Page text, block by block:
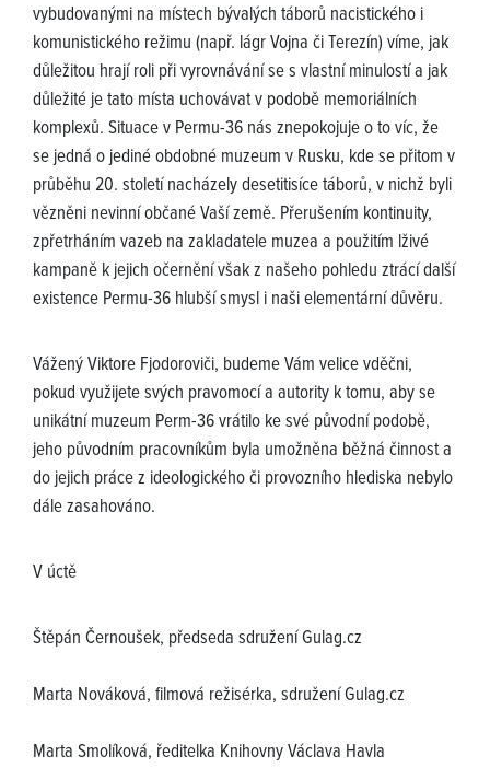
vybudovanými na místech bývalých táborů nacistického i
komunistického režimu (např. lágr Vojna či Terezín) víme, jak
důležitou hrají roli při vyrovnávání se s vlastní minulostí a jak
důležité je tato místa uchovávat v podobě memoriálních
komplexů. Situace v Permu-36 nás znepokojuje o to víc, že
se jedná o jediné obdobné muzeum v Rusku, kde se přitom v
průběhu 20. století nacházely desetitisíce táborů, v nichž byli
vězněni nevinní občané Vaší země. Přerušením kontinuity,
zpřetrháním vazeb na zakladatele muzea a použitím lživé
kampaně k jejich očernění však z našeho pohledu ztrácí další
existence Permu-36 hlubší smysl i naši elementární důvěru.
Vážený Viktore Fjodoroviči, budeme Vám velice vděčni,
pokud využijete svých pravomocí a autority k tomu, aby se
unikátní muzeum Perm-36 vrátilo ke své původní podobě,
jeho původním pracovníkům byla umožněna běžná činnost a
do jejich práce z ideologického či provozního hlediska nebylo
dále zasahováno.
V úctě
Štěpán Černoušek, předseda sdružení Gulag.cz
Marta Nováková, filmová režisérka, sdružení Gulag.cz
Marta Smolíková, ředitelka Knihovny Václava Havla